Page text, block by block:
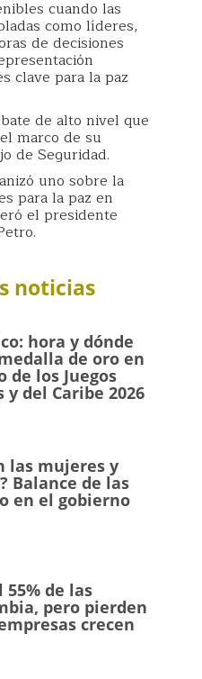
cuando las
como líderes,
de decisiones
clave para la paz
de alto nivel que
marco de su
de Seguridad.
uno sobre la
para la paz en
el presidente
noticias
hora y dónde
de oro en
los Juegos
del Caribe 2026
las mujeres y
Balance de las
en el gobierno
de las
pero pierden
crecen